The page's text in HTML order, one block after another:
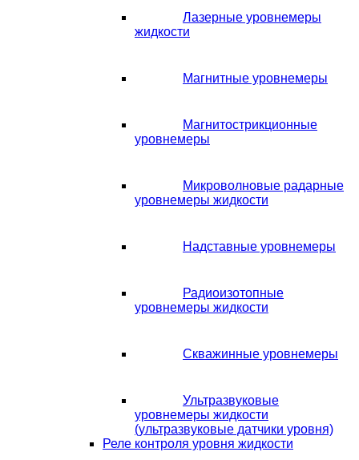
Лазерные уровнемеры
жидкости
Магнитные уровнемеры
Магнитострикционные
уровнемеры
Микроволновые радарные
уровнемеры жидкости
Надставные уровнемеры
Радиоизотопные
уровнемеры жидкости
Скважинные уровнемеры
Ультразвуковые
уровнемеры жидкости
(ультразвуковые датчики уровня)
Реле контроля уровня жидкости